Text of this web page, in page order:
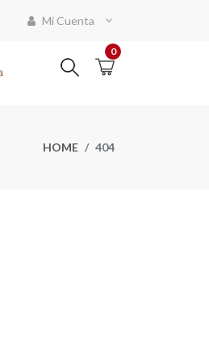
Mi Cuenta
0
HOME 404